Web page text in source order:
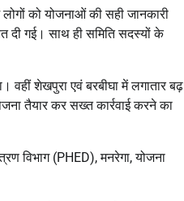
को योजनाओं की सही जानकारी
दी गई। साथ ही समिति सदस्यों के
वहीं शेखपुरा एवं बरबीघा में लगातार बढ़
तैयार कर सख्त कार्रवाई करने का
विभाग (PHED), मनरेगा, योजना